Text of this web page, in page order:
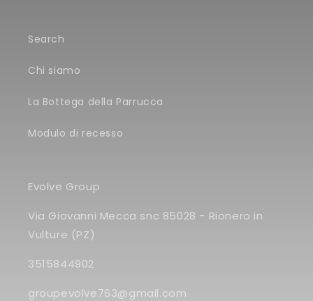
Search
Chi siamo
La Bottega della Parrucca
Modulo di recesso
Evolve Group
Via Giovanni Mecca snc 85028 - Rionero in
Vulture (PZ)
3515844902
groupevolve763@gmail.com